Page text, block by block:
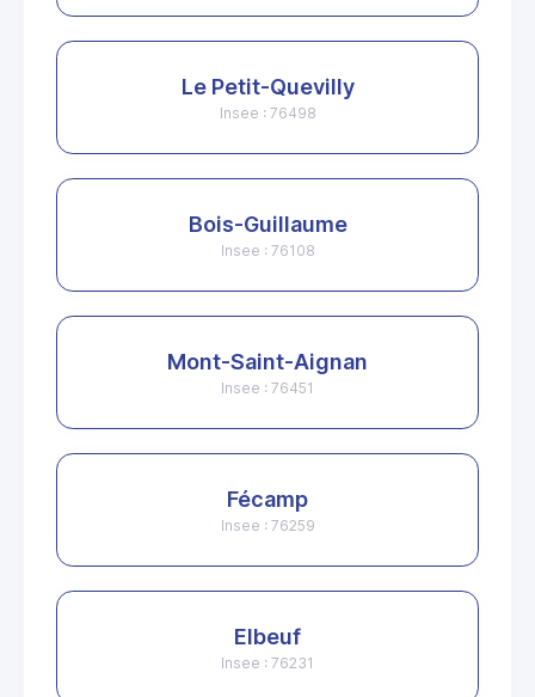
Le Petit-Quevilly
Insee : 76498
Bois-Guillaume
Insee : 76108
Mont-Saint-Aignan
Insee : 76451
Fécamp
Insee : 76259
Elbeuf
Insee : 76231